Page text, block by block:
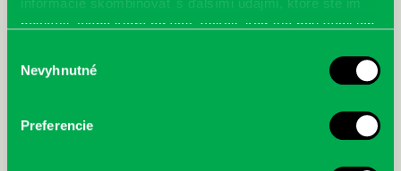
informácie skombinovať s ďalšími údajmi, ktoré ste im
poskytli, alebo ktoré od vás získali, keď ste používali ich
súhlasu
Nevyhnutné
Preferencie